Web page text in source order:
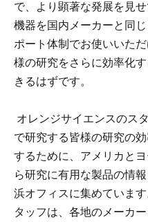
で、より顕著な発展を見
機器を国内メーカーと同
ポート体制でお使いいた
様の研究をさらに効率化
きるはずです。
オレンジサイエンスのス
で研究する皆様の研究の
するために、アメリカと
ら研究に有用な製品の情
浜オフィスに集めていま
タッフは、各地のメーカ